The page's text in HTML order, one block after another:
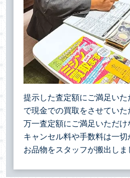
提示した査定額にご満足い
で現金での買取をさせていた
万一査定額にご満足いただけ
キャンセル料や手数料は一切
お品物をスタッフが搬出しま